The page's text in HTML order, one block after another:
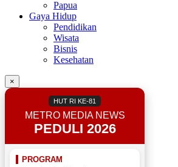
Papua
Gaya Hidup
Pendidikan
Wisata
Bisnis
Kesehatan
×
HUT RI KE-81
METRO MEDIA NEWS
PEDULI 2026
PROGRAM